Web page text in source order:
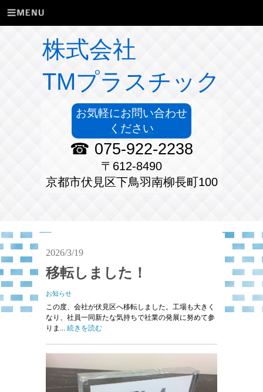
株式会社
TMプラスチック
お気軽にお問い合わせ
ください
☎ 075-922-2238
〒612-8490
京都市伏見区下鳥羽南柳長町100
2026/3/19
移転しました！
お知らせ
この度、会社が伏見区へ移転しました。工場も大きく
なり、社員一同新たな気持ちで社業の発展に努めて参
りま... 続きを読む